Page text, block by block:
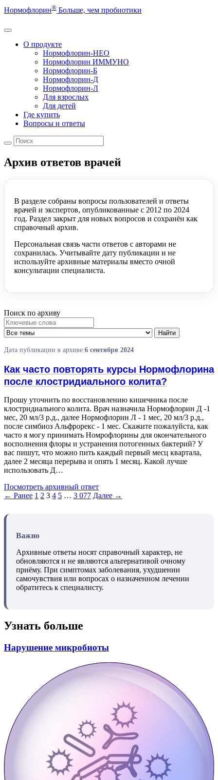
Нормофлорин® Больше, чем пробиотики
О продукте
Нормофлорин-НЕО
Нормофлорин ИММУНО
Нормофлорин-Б
Нормофлорин-Д
Нормофлорин-Л
Для взрослых
Для детей
Где купить
Вопросы и ответы
Архив ответов врачей
В разделе собраны вопросы пользователей и ответы
врачей и экспертов, опубликованные с 2012 по 2024
год. Раздел закрыт для новых вопросов и сохранён как
справочный архив.
Персональная связь части ответов с авторами не
сохранилась. Учитывайте дату публикации и не
используйте архивные материалы вместо очной
консультации специалиста.
Поиск по архиву
Ключевые
слова
вопроса
Найти
Дата публикации в архиве:6 сентября 2024
Как часто повторять курсы Нормофлорина
после клостридиального колита?
Прошу уточнить по восстановлению кишечника после
клостридиального колита. Врач назначила Нормофлорин Д -1
мес, 20 мл/3 р.д., далее Нормофлорин Л - 1 мес, 20 мл/3 р.д.,
после симбиоз Альфрорекс - 1 мес. Скажите пожалуйста, как
часто я могу принимать Номрофлорины для окончательного
восполнения флоры и устранения потогенных бактерий? У
вас пишут, что можно пить каждый первый месц квартала,
далее 2 месяца перерыва и опять 1 месяц. Какой лучше
использовать Д…
Посмотреть архивный ответ
← Ранее 1 2 3 4 5 … 3 077 Далее →
Важно
Архивные ответы носят справочный характер, не
обновляются и не являются альтернативой очному
приёму. При симптомах заболевания, ухудшении
самочувствия или вопросах о назначенном лечении
обратитесь к специалисту.
Узнать больше
Нарушение микробиоты